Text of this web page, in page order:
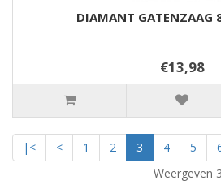
DIAMANT GATENZAAG
€13,98
|< < 1 2 3 4 5
Weergeven